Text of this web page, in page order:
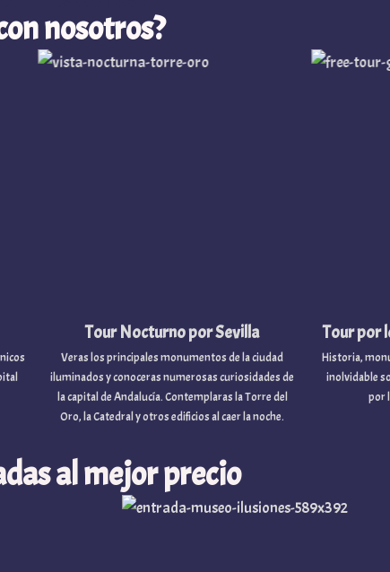
nosotros?
Tour por los
Historia, monumentos
inolvidable son los
por los
Tour Nocturno por Sevilla
Veras los principales monumentos de la ciudad
y conoceras numerosas curiosidades de
la capital de Andalucía. Contemplaras la Torre del
Oro, la Catedral y otros edificios al caer la noche.
al mejor precio